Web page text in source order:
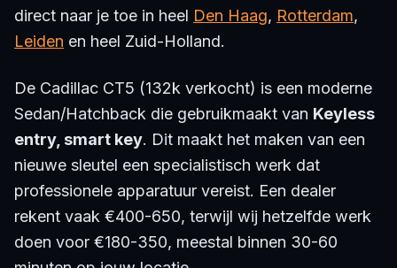
direct naar je toe in heel Den Haag, Rotterdam,
Leiden en heel Zuid-Holland.
De Cadillac CT5 (132k verkocht) is een moderne
Sedan/Hatchback die gebruikmaakt van Keyless
entry, smart key. Dit maakt het maken van een
nieuwe sleutel een specialistisch werk dat
professionele apparatuur vereist. Een dealer
rekent vaak €400-650, terwijl wij hetzelfde werk
doen voor €180-350, meestal binnen 30-60